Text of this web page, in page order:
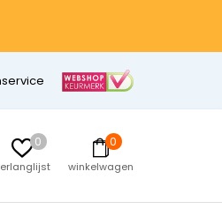
0 0
winkelwagen